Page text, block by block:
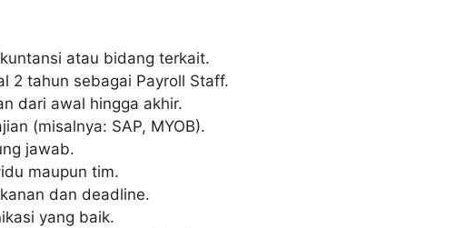
atau bidang terkait.
2 tahun sebagai Payroll Staff.
dari awal hingga akhir.
(misalnya: SAP, MYOB).
jawab.
maupun tim.
dan deadline.
yang baik.